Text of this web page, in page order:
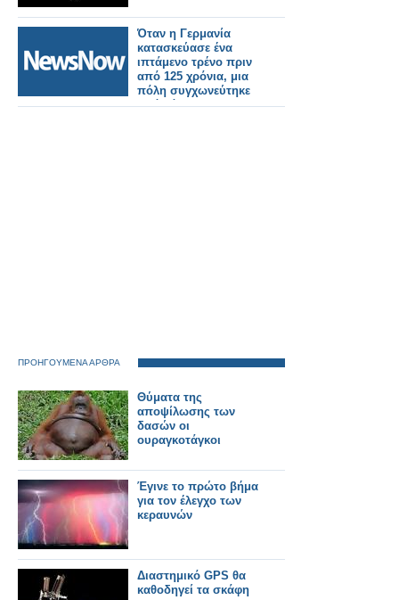
Όταν η Γερμανία
κατασκεύασε ένα
ιπτάμενο τρένο πριν
από 125 χρόνια, μια
πόλη συγχωνεύτηκε
από κάτω του.
ΠΡΟΗΓΟΥΜΕΝΑ ΑΡΘΡΑ
Θύματα της
αποψίλωσης των
δασών οι
ουραγκοτάγκοι
Έγινε το πρώτο βήμα
για τον έλεγχο των
κεραυνών
Διαστημικό GPS θα
καθοδηγεί τα σκάφη